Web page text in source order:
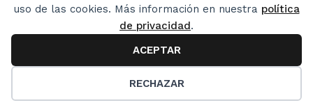
uso de las cookies. Más información en nuestra política
de privacidad.
ACEPTAR
RECHAZAR